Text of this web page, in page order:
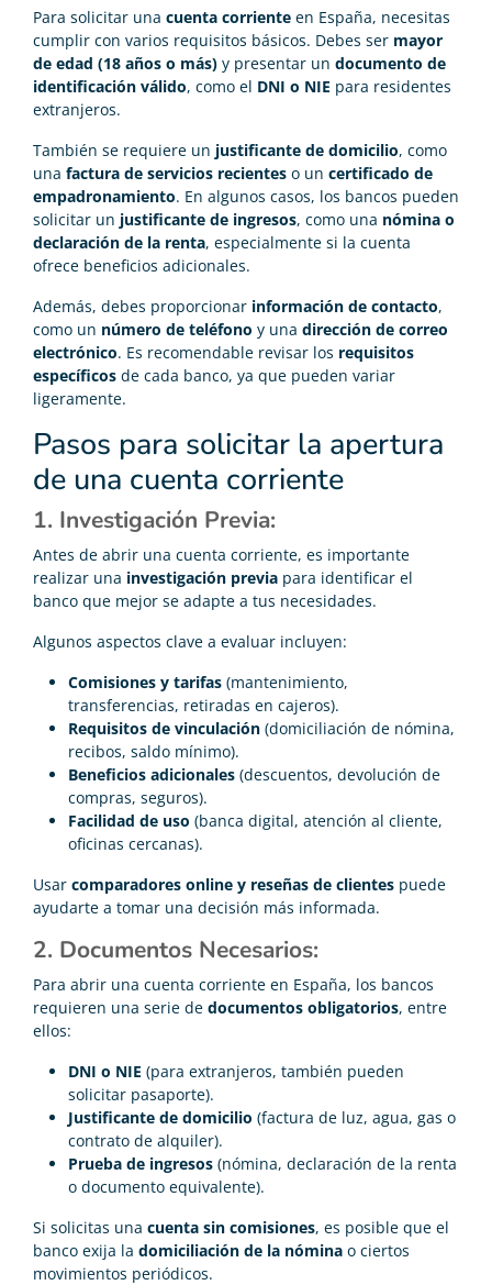
Para solicitar una cuenta corriente en España, necesitas
cumplir con varios requisitos básicos. Debes ser mayor
de edad (18 años o más) y presentar un documento de
identificación válido, como el DNI o NIE para residentes
extranjeros.
También se requiere un justificante de domicilio, como
una factura de servicios recientes o un certificado de
empadronamiento. En algunos casos, los bancos pueden
solicitar un justificante de ingresos, como una nómina o
declaración de la renta, especialmente si la cuenta
ofrece beneficios adicionales.
Además, debes proporcionar información de contacto,
como un número de teléfono y una dirección de correo
electrónico. Es recomendable revisar los requisitos
específicos de cada banco, ya que pueden variar
ligeramente.
Pasos para solicitar la apertura
de una cuenta corriente
1. Investigación Previa:
Antes de abrir una cuenta corriente, es importante
realizar una investigación previa para identificar el
banco que mejor se adapte a tus necesidades.
Algunos aspectos clave a evaluar incluyen:
Comisiones y tarifas (mantenimiento,
transferencias, retiradas en cajeros).
Requisitos de vinculación (domiciliación de nómina,
recibos, saldo mínimo).
Beneficios adicionales (descuentos, devolución de
compras, seguros).
Facilidad de uso (banca digital, atención al cliente,
oficinas cercanas).
Usar comparadores online y reseñas de clientes puede
ayudarte a tomar una decisión más informada.
2. Documentos Necesarios:
Para abrir una cuenta corriente en España, los bancos
requieren una serie de documentos obligatorios, entre
ellos:
DNI o NIE (para extranjeros, también pueden
solicitar pasaporte).
Justificante de domicilio (factura de luz, agua, gas o
contrato de alquiler).
Prueba de ingresos (nómina, declaración de la renta
o documento equivalente).
Si solicitas una cuenta sin comisiones, es posible que el
banco exija la domiciliación de la nómina o ciertos
movimientos periódicos.